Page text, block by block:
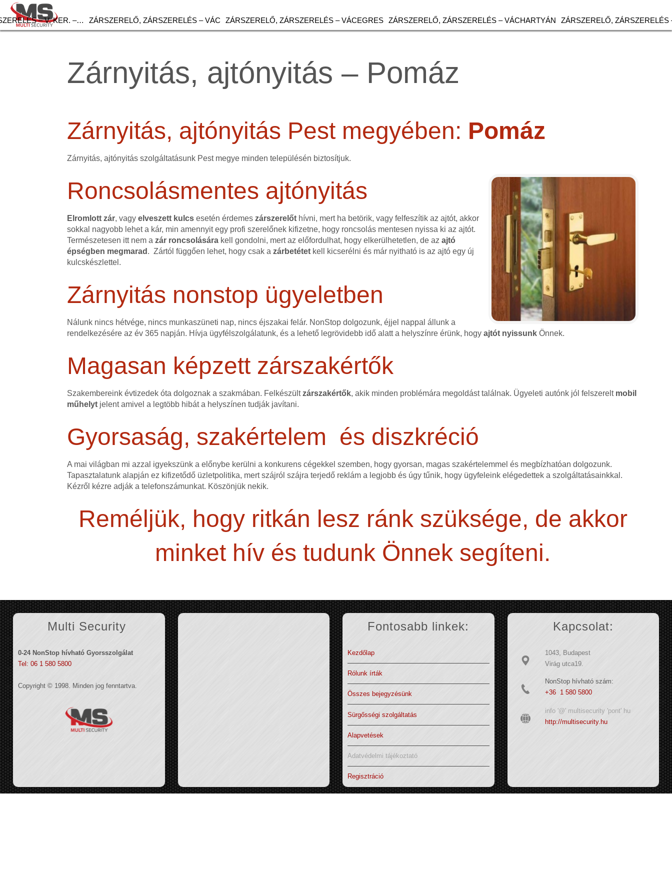
– V. KER. –… ZÁRSZERELŐ, ZÁRSZERELÉS – VÁC ZÁRSZERELŐ, ZÁRSZERELÉS – VÁCEGRES ZÁRSZERELŐ, ZÁRSZERELÉS – VÁCHARTYÁN ZÁRSZERELŐ, ZÁRSZERELÉS
Zárnyitás, ajtónyitás – Pomáz
Zárnyitás, ajtónyitás Pest megyében: Pomáz
Zárnyitás, ajtónyitás szolgáltatásunk Pest megye minden településén biztosítjuk.
Roncsolásmentes ajtónyitás
Elromlott zár, vagyelveszett kulcs esetén érdemeszárszerelőt hívni, mert ha betörik, vagy felfeszítik az ajtót, akkor
sokkal nagyobb lehet a kár, min amennyit egy profi szerelőnek kifizetne, hogy roncsolás mentesen nyissa ki az ajtót.
Természetesen itt nem azár roncsolására kell gondolni, mert az előfordulhat, hogy elkerülhetetlen, de azajtó
épségben megmarad . Zártól függően lehet, hogy csak azárbetétet kell kicserélni és már nyitható is az ajtó egy új
kulcskészlettel.
Zárnyitás nonstop ügyeletben
Nálunk nincs hétvége, nincs munkaszüneti nap, nincs éjszakai felár. NonStop dolgozunk, éjjel nappal állunk a
rendelkezésére az év 365 napján. Hívja ügyfélszolgálatunk, és a lehető legrövidebb idő alatt a helyszínre érünk, hogyajtót nyissunk Önnek.
Magasan képzett zárszakértők
Szakembereink évtizedek óta dolgoznak a szakmában. Felkészültzárszakértők, akik minden problémára megoldást találnak. Ügyeleti autónk jól felszerelt mobil
műhelyt jelent amivel a legtöbb hibát a helyszínen tudják javítani.
Gyorsaság, szakértelem és diszkréció
A mai világban mi azzal igyekszünk a előnybe kerülni a konkurens cégekkel szemben, hogy gyorsan, magas szakértelemmel és megbízhatóan dolgozunk.
Tapasztalatunk alapján ez kifizetődő üzletpolitika, mert szájról szájra terjedő reklám a legjobb és úgy tűnik, hogy ügyfeleink elégedettek a szolgáltatásainkkal.
Kézről kézre adják a telefonszámunkat. Köszönjük nekik.
Reméljük, hogy ritkán lesz ránk szüksége, de akkor
minket hív és tudunk Önnek segíteni.
Multi Security
0-24 NonStop hívható Gyorsszolgálat
Tel: 06 1 580 5800
Copyright © 1998. Minden jog fenntartva.
Fontosabb linkek:
Kezdőlap
Rólunk írták
Összes bejegyzésünk
Sürgősségi szolgáltatás
Alapvetések
Adatvédelmi tájékoztató
Regisztráció
Kapcsolat:
1043, Budapest
Virág utca19.
NonStop hívható szám:
+36 1 580 5800
info '@' multisecurity 'pont' hu
http://multisecurity.hu